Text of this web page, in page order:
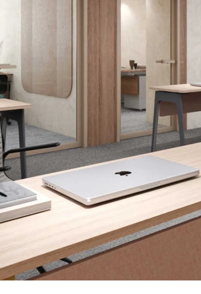
Higold
Kitchen Tall Unit Basket
Kitchen Pull Out Basket
Kitchen Corner Basket
Kitchen Wall Cabinet
Kitchen Base Unit Basket
Steelcase